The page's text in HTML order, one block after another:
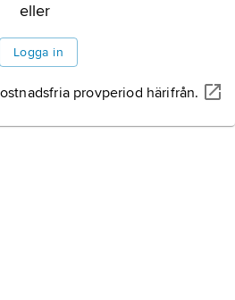
eller
Logga in
provperiod härifrån.